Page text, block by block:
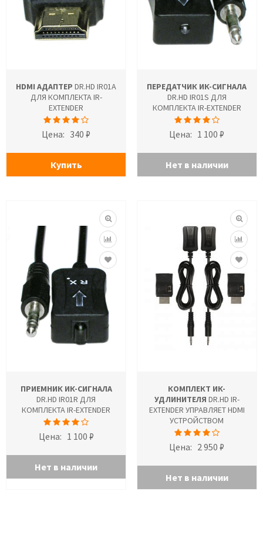
HDMI АДАПТЕР DR.HD IR01A
ДЛЯ КОМПЛЕКТА IR-
EXTENDER
Цена: 340 ₽
Купить
ПЕРЕДАТЧИК ИК-СИГНАЛА
DR.HD IR01S ДЛЯ
КОМПЛЕКТА IR-EXTENDER
Цена: 1 100 ₽
Нет в наличии
ПРИЕМНИК ИК-СИГНАЛА
DR.HD IR01R ДЛЯ
КОМПЛЕКТА IR-EXTENDER
Цена: 1 100 ₽
Нет в наличии
КОМПЛЕКТ ИК-
УДЛИНИТЕЛЯ DR.HD IR-
EXTENDER УПРАВЛЯЕТ HDMI
УСТРОЙСТВОМ
Цена: 2 950 ₽
Нет в наличии